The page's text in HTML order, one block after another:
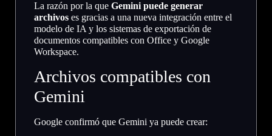
La razón por la que Gemini puede generar
archivos es gracias a una nueva integración entre el
modelo de IA y los sistemas de exportación de
documentos compatibles con Office y Google
Workspace.
Archivos compatibles con
Gemini
Google confirmó que Gemini ya puede crear: